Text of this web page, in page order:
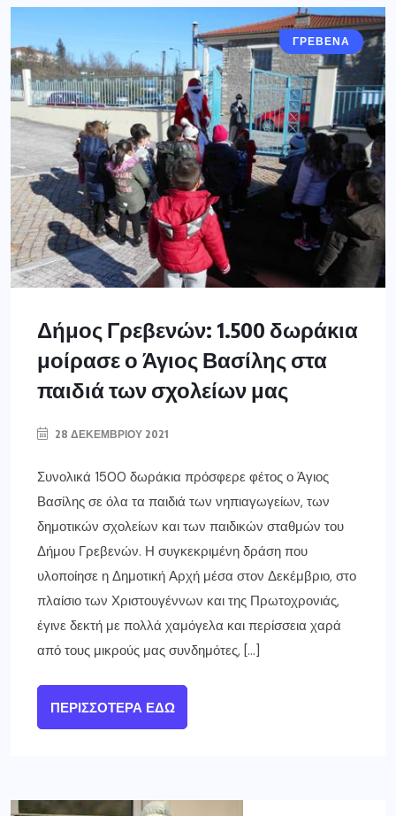
ΓΡΕΒΕΝΑ
Δήμος Γρεβενών: 1.500 δωράκια
μοίρασε ο Άγιος Βασίλης στα
παιδιά των σχολείων μας
28 ΔΕΚΕΜΒΡΊΟΥ 2021
Συνολικά 1500 δωράκια πρόσφερε φέτος ο Άγιος
Βασίλης σε όλα τα παιδιά των νηπιαγωγείων, των
δημοτικών σχολείων και των παιδικών σταθμών του
Δήμου Γρεβενών. Η συγκεκριμένη δράση που
υλοποίησε η Δημοτική Αρχή μέσα στον Δεκέμβριο, στο
πλαίσιο των Χριστουγέννων και της Πρωτοχρονιάς,
έγινε δεκτή με πολλά χαμόγελα και περίσσεια χαρά
από τους μικρούς μας συνδημότες, […]
ΠΕΡΙΣΣΌΤΕΡΑ ΕΔΏ